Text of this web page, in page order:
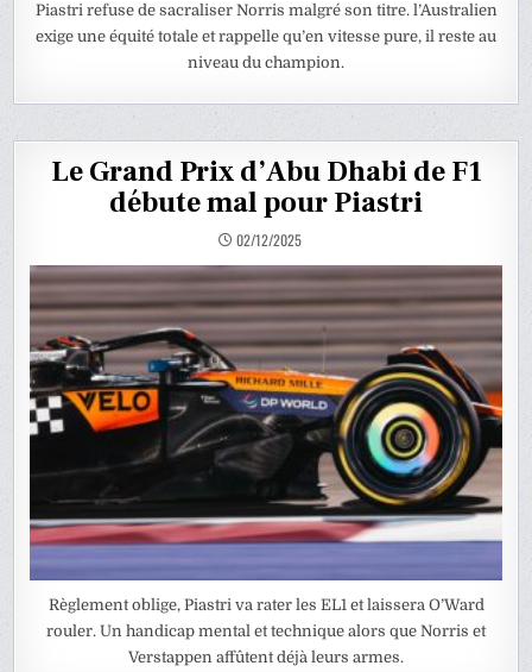
Piastri refuse de sacraliser Norris malgré son titre. l’Australien
exige une équité totale et rappelle qu’en vitesse pure, il reste au
niveau du champion.
Le Grand Prix d’Abu Dhabi de F1
débute mal pour Piastri
02/12/2025
Règlement oblige, Piastri va rater les EL1 et laissera O’Ward
rouler. Un handicap mental et technique alors que Norris et
Verstappen affûtent déjà leurs armes.